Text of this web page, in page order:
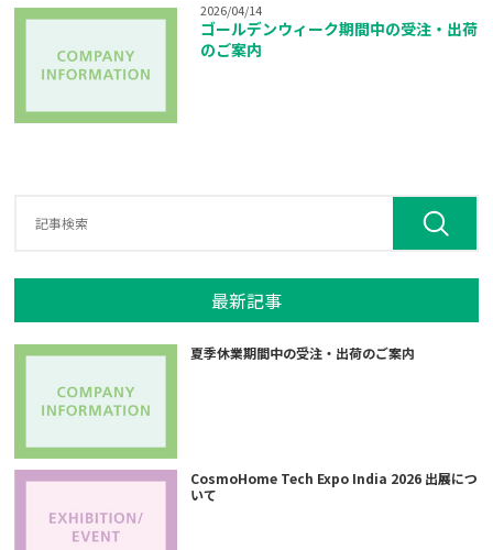
2026/04/14
ゴールデンウィーク期間中の受注・出荷
のご案内
最新記事
夏季休業期間中の受注・出荷のご案内
CosmoHome Tech Expo India 2026 出展につ
いて